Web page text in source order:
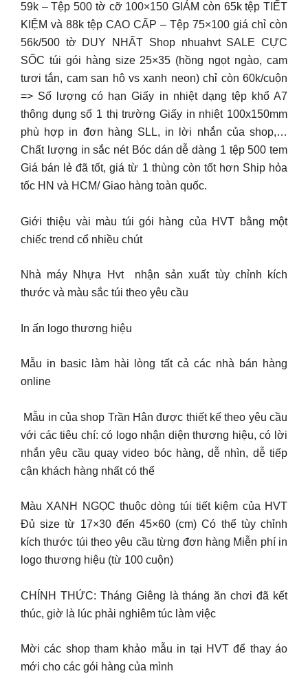
59k – Tệp 500 tờ cỡ 100×150 GIẢM còn 65k tệp TIẾT
KIỆM và 88k tệp CAO CẤP – Tệp 75×100 giá chỉ còn
56k/500 tờ DUY NHẤT Shop nhuahvt SALE CỰC
SỐC túi gói hàng size 25×35 (hồng ngọt ngào, cam
tươi tắn, cam san hô vs xanh neon) chỉ còn 60k/cuộn
=> Số lượng có hạn Giấy in nhiệt dạng tệp khổ A7
thông dụng số 1 thị trường Giấy in nhiệt 100x150mm
phù hợp in đơn hàng SLL, in lời nhắn của shop,…
Chất lượng in sắc nét Bóc dán dễ dàng 1 tệp 500 tem
Giá bán lẻ đã tốt, giá từ 1 thùng còn tốt hơn Ship hỏa
tốc HN và HCM/ Giao hàng toàn quốc.
Giới thiệu vài màu túi gói hàng của HVT bằng một
chiếc trend cổ nhiều chút
Nhà máy Nhựa Hvt nhận sản xuất tùy chỉnh kích
thước và màu sắc túi theo yêu cầu
In ấn logo thương hiệu
Mẫu in basic làm hài lòng tất cả các nhà bán hàng
online
️ Mẫu in của shop Trần Hân được thiết kế theo yêu cầu
với các tiêu chí: có logo nhận diện thương hiệu, có lời
nhắn yêu cầu quay video bóc hàng, dễ nhìn, dễ tiếp
cận khách hàng nhất có thể
Màu XANH NGỌC thuộc dòng túi tiết kiệm của HVT
Đủ size từ 17×30 đến 45×60 (cm) Có thể tùy chỉnh
kích thước túi theo yêu cầu từng đơn hàng Miễn phí in
logo thương hiệu (từ 100 cuộn)
CHÍNH THỨC: Tháng Giêng là tháng ăn chơi đã kết
thúc, giờ là lúc phải nghiêm túc làm việc
Mời các shop tham khảo mẫu in tại HVT để thay áo
mới cho các gói hàng của mình